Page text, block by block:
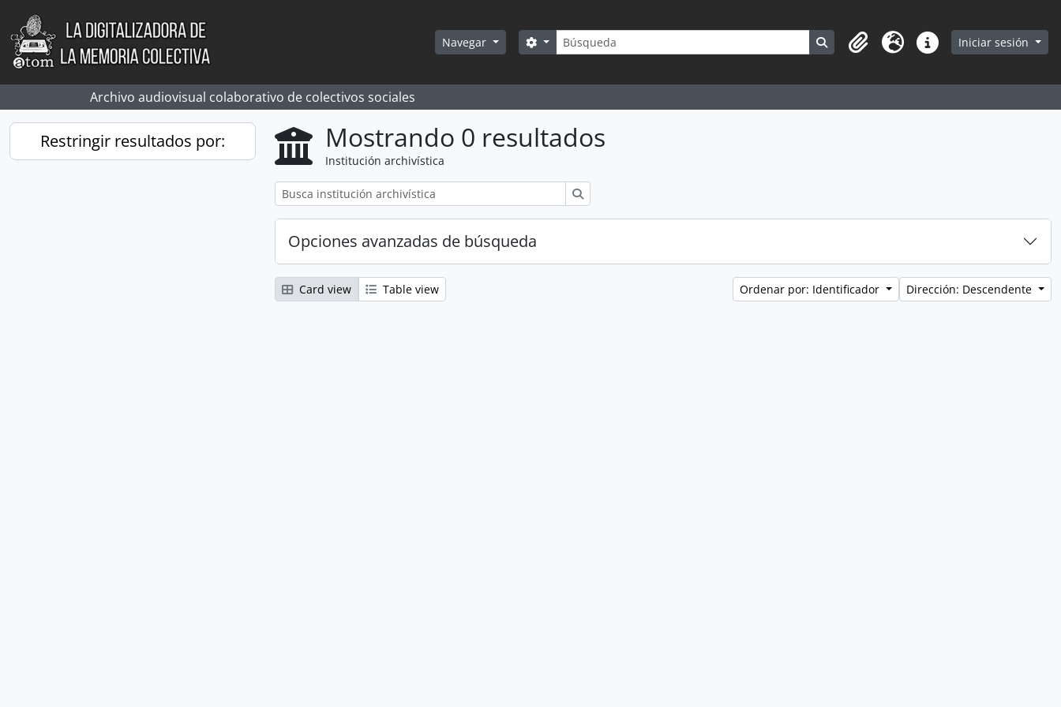
Skip to main content
Navegar Búsqueda
Search options Search in browse page
Portapapeles
Idioma Enlaces rápidos
Iniciar sesión
Archivo audiovisual colaborativo de colectivos sociales
Restringir resultados por: Mostrando 0 resultados
Institución archivística
Opciones avanzadas de búsqueda
Card view Table view Ordenar por: Identificador Dirección: Descendente